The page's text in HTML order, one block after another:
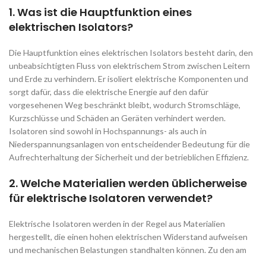
1. Was ist die Hauptfunktion eines
elektrischen Isolators?
Die Hauptfunktion eines elektrischen Isolators besteht darin, den
unbeabsichtigten Fluss von elektrischem Strom zwischen Leitern
und Erde zu verhindern. Er isoliert elektrische Komponenten und
sorgt dafür, dass die elektrische Energie auf den dafür
vorgesehenen Weg beschränkt bleibt, wodurch Stromschläge,
Kurzschlüsse und Schäden an Geräten verhindert werden.
Isolatoren sind sowohl in Hochspannungs- als auch in
Niederspannungsanlagen von entscheidender Bedeutung für die
Aufrechterhaltung der Sicherheit und der betrieblichen Effizienz.
2. Welche Materialien werden üblicherweise
für elektrische Isolatoren verwendet?
Elektrische Isolatoren werden in der Regel aus Materialien
hergestellt, die einen hohen elektrischen Widerstand aufweisen
und mechanischen Belastungen standhalten können. Zu den am